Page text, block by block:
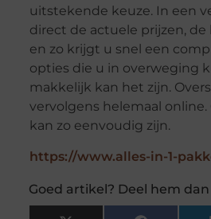
uitstekende keuze. In een
direct de actuele prijzen,
en zo krijgt u snel een
opties die u in overweging
makkelijk kan het zijn.
vervolgens helemaal online.
kan zo eenvoudig zijn.
https://www.alles-in-1-
Goed artikel? Deel hem dan